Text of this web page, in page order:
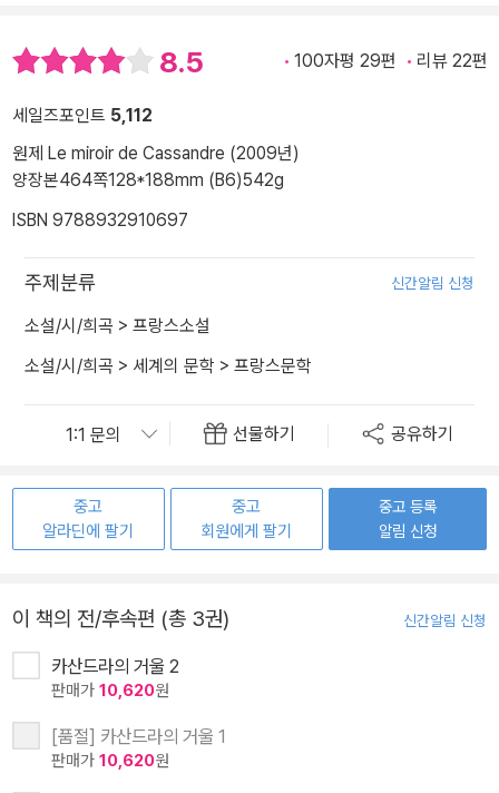
8.5 100자평 29편 리뷰 22편
세일즈포인트 5,112
원제 Le miroir de Cassandre (2009년)
양장본464쪽128*188mm (B6)542g
ISBN 9788932910697
주제분류 신간알림 신청
소설/시/희곡 > 프랑스소설
소설/시/희곡 > 세계의 문학 > 프랑스문학
선물하기 공유하기
중고
알라딘에 팔기
중고
회원에게 팔기
중고 등록
알림 신청
이 책의 전/후속편 (총 3권) 신간알림 신청
카산드라의 거울 2
판매가 10,620원
[품절] 카산드라의 거울 1
판매가 10,620원